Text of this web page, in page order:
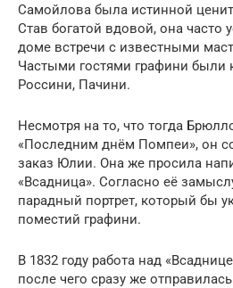
Самойлова была истинной
Став богатой вдовой, она часто
доме встречи с известными
Частыми гостями графини были
Россини, Пачини.
Несмотря на то, что тогда
«Последним днём Помпеи», он
заказ Юлии. Она же просила
«Всадница». Согласно её
парадный портрет, который бы
поместий графини.
В 1832 году работа над
после чего сразу же